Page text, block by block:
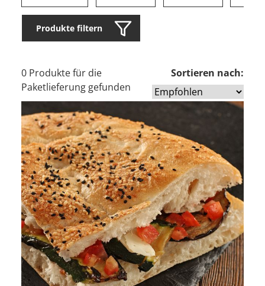
Produkte filtern
0 Produkte für die
Paketlieferung gefunden
Sortieren nach: